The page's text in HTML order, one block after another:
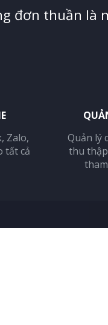
đơn thuần là
Zalo,
tất cả
Quản lý
thu